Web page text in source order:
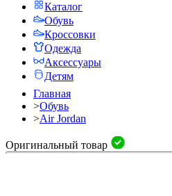
Каталог
Обувь
Кроссовки
Одежда
Аксессуары
Детям
Главная
>Обувь
>Air Jordan
Оригинальный товар